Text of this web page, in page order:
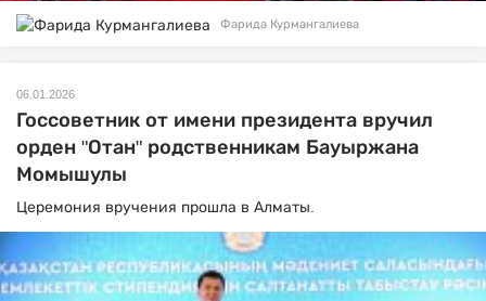
Фарида Курмангалиева
06.01.2026
Госсоветник от имени президента вручил
орден "Отан" родственникам Бауыржана
Момышулы
Церемония вручения прошла в Алматы.